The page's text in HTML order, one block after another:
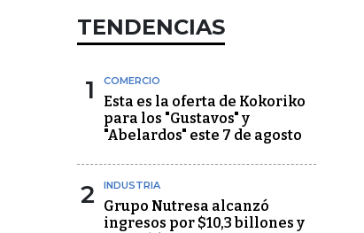
TENDENCIAS
1 COMERCIO
Esta es la oferta de Kokoriko
para los "Gustavos" y
"Abelardos" este 7 de agosto
2 INDUSTRIA
Grupo Nutresa alcanzó
ingresos por $10,3 billones y